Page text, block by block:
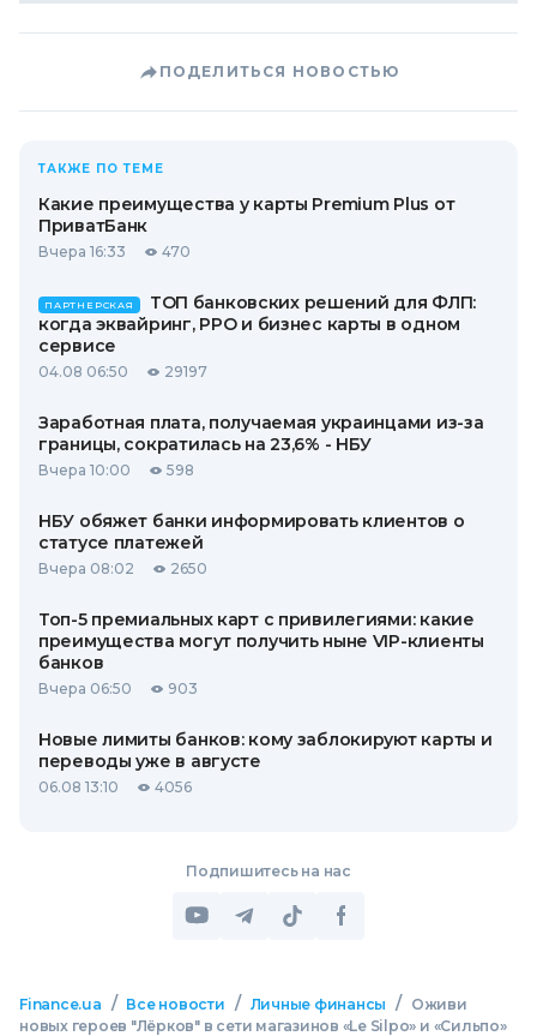
ПОДЕЛИТЬСЯ НОВОСТЬЮ
ТАКЖЕ ПО ТЕМЕ
Какие преимущества у карты Premium Plus от
ПриватБанк
Вчера 16:33 470
ПАРТНЕРСКАЯ
ТОП банковских решений для ФЛП:
когда эквайринг, РРО и бизнес карты в одном
сервисе
04.08 06:50 29197
Заработная плата, получаемая украинцами из-за
границы, сократилась на 23,6% - НБУ
Вчера 10:00 598
НБУ обяжет банки информировать клиентов о
статусе платежей
Вчера 08:02 2650
Топ-5 премиальных карт с привилегиями: какие
преимущества могут получить ныне VIP-клиенты
банков
Вчера 06:50 903
Новые лимиты банков: кому заблокируют карты и
переводы уже в августе
06.08 13:10 4056
Подпишитесь на нас
Finance.ua / Все новости / Личные финансы /
Оживи
новых героев "Лёрков" в сети магазинов «Le Silpo» и «Сильпо»